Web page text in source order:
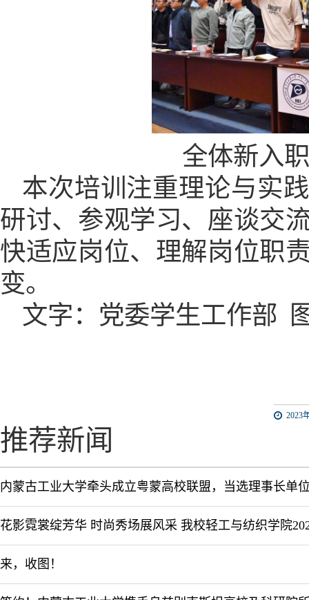
全体新入
本次培训注重理论与实
研讨、参观学习、座谈交
快适应岗位、理解岗位职
变。
文字：党委学生工作部
2023
推荐新闻
内蒙古工业大学牵头成立粤蒙高校联盟，当选理事长单
来，收图！